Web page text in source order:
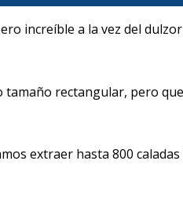
increíble a la vez del
rectangular, pero
extraer hasta 800